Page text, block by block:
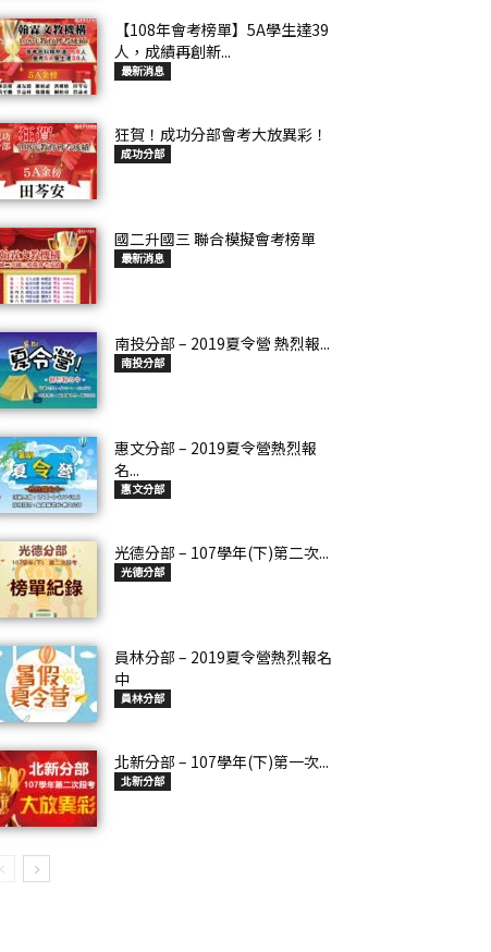
【108年會考榜單】5A學生達39
人，成績再創新...
最新消息
狂賀！成功分部會考大放異彩！
成功分部
國二升國三 聯合模擬會考榜單
最新消息
南投分部 – 2019夏令營 熱烈報...
南投分部
惠文分部 – 2019夏令營熱烈報
名...
惠文分部
光德分部 – 107學年(下)第二次...
光德分部
員林分部 – 2019夏令營熱烈報名
中
員林分部
北新分部 – 107學年(下)第一次...
北新分部